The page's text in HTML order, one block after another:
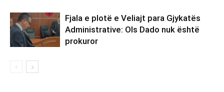
Fjala e plotë e Veliajt para Gjykatës
Administrative: Ols Dado nuk është
prokuror